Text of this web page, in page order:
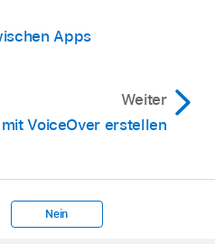
Apps
Weiter
VoiceOver erstellen
Nein